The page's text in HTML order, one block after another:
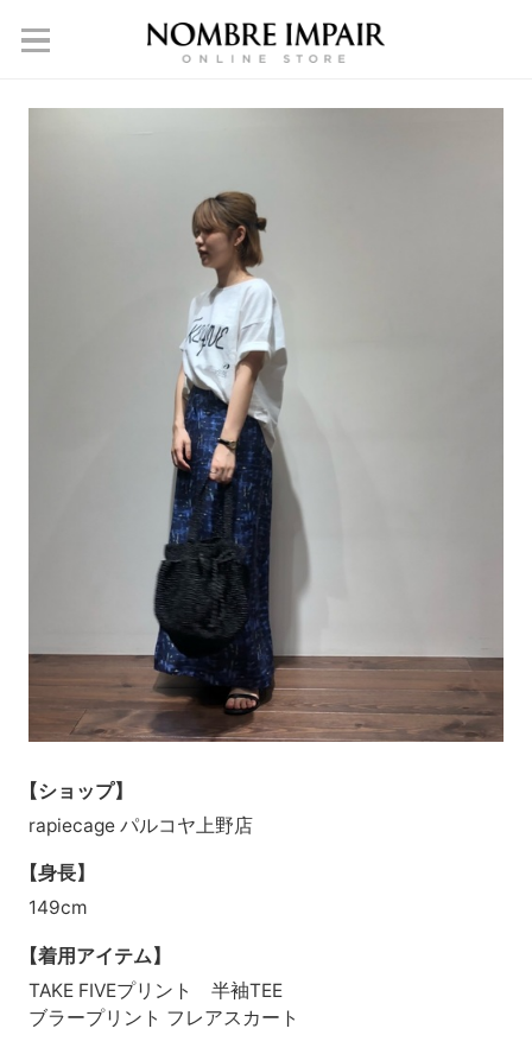
【ショップ】
rapiecage パルコヤ上野店
【身長】
149cm
【着用アイテム】
TAKE FIVEプリント 半袖TEE
ブラープリント フレアスカート